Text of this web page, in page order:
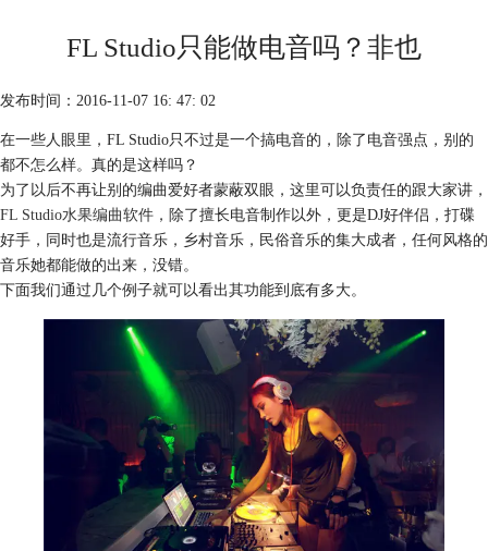
FL Studio只能做电音吗？非也
发布时间：2016-11-07 16: 47: 02
在一些人眼里，FL Studio只不过是一个搞电音的，除了电音强点，别的
都不怎么样。真的是这样吗？
为了以后不再让别的编曲爱好者蒙蔽双眼，这里可以负责任的跟大家讲，
FL Studio水果编曲软件 ，除了擅长电音制作以外，更是DJ好伴侣，打碟
好手，同时也是流行音乐，乡村音乐，民俗音乐的集大成者，任何风格的
音乐她都能做的出来，没错。
下面我们通过几个例子就可以看出其功能到底有多大。